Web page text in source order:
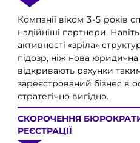
Компанії віком 3-5 років
надійніші партнери. Навіть
активності «зріла»
підозр, ніж нова
відкривають рахунки
зареєстрований бізнес в
стратегічно вигідно.
СКОРОЧЕННЯ
РЕЄСТРАЦІЇ